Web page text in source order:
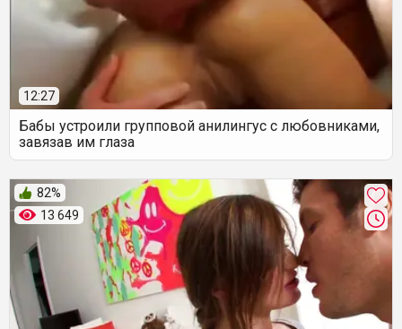
12:27
Бабы устроили групповой анилингус с любовниками,
завязав им глаза
13 649
82%